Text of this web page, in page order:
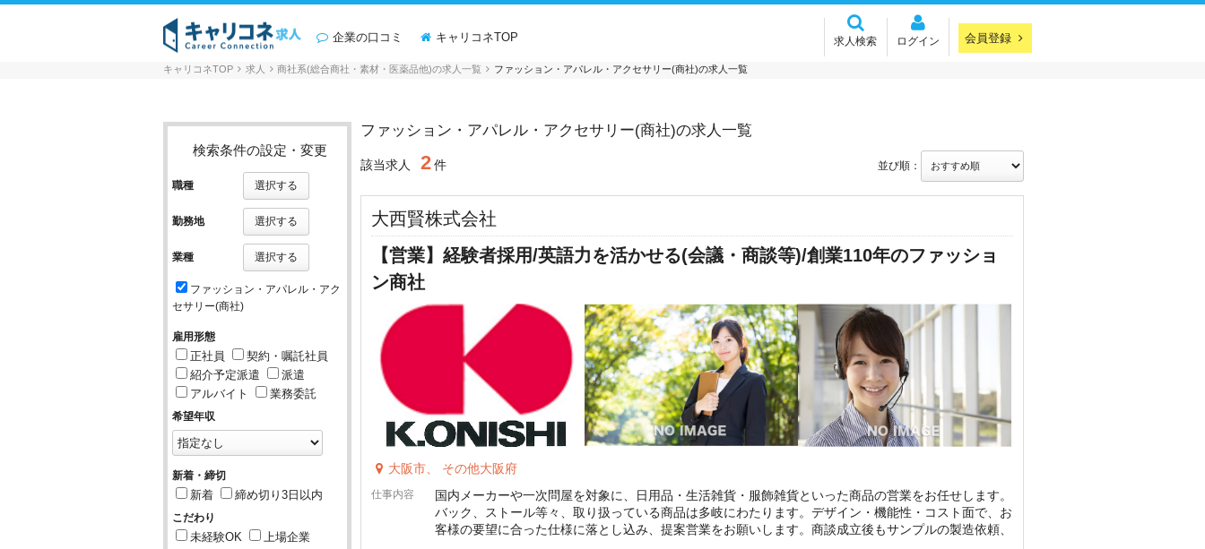
企業の口コミ キャリコネTOP 求人検索 ログイン 会員登録
キャリコネTOP 求人 商社系(総合商社・素材・医薬品他)の求人一覧 ファッション・アパレル・アクセサリー(商社)の求人一覧
検索条件の設定・変更
職種 選択する
勤務地 選択する
業種 選択する
ファッション・アパレル・アク
セサリー(商社)
雇用形態
正社員
契約・嘱託社員
紹介予定派遣
派遣
アルバイト
業務委託
希望年収
新着・締切
新着 締め切り3日以内
こだわり
未経験OK
上場企業
ファッション・アパレル・アクセサリー(商社)の求人一覧
該当求人 2件 並び順：
大西賢株式会社
【営業】経験者採用/英語力を活かせる(会議・商談等)/創業110年のファッショ
ン商社
大阪市、 その他大阪府
仕事内容
国内メーカーや一次問屋を対象に、日用品・生活雑貨・服飾雑貨といった商品の営業をお任せします。
バック、ストール等々、取り扱っている商品は多岐にわたります。デザイン・機能性・コスト面で、お
客様の要望に合った仕様に落とし込み、提案営業をお願いします。商談成立後もサンプルの製造依頼、